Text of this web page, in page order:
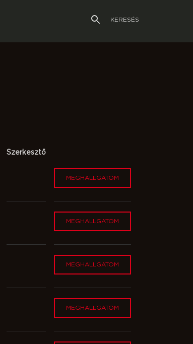
KERESÉS
Szerkesztő
MEGHALLGATOM
MEGHALLGATOM
MEGHALLGATOM
MEGHALLGATOM